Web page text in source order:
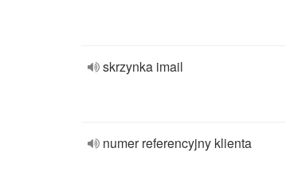
skrzynka imail
numer referencyjny klienta